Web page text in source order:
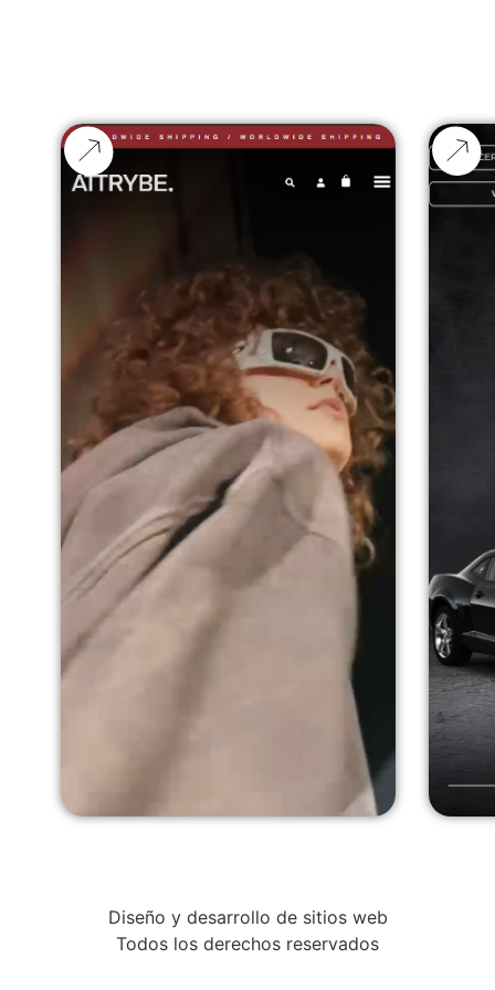
Diseño y desarrollo de sitios web
Todos los derechos reservados